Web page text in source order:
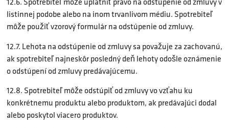
listinnej podobe alebo na inom trvanlivom médiu. Spotrebiteľ
môže použiť vzorový formulár na odstúpenie od zmluvy.
12.7. Lehota na odstúpenie od zmluvy sa považuje za zachovanú,
ak spotrebiteľ najneskôr posledný deň lehoty odošle oznámenie
o odstúpení od zmluvy predávajúcemu.
12.8. Spotrebiteľ môže odstúpiť od zmluvy vo vzťahu ku
konkrétnemu produktu alebo produktom, ak predávajúci dodal
alebo poskytol viacero produktov.